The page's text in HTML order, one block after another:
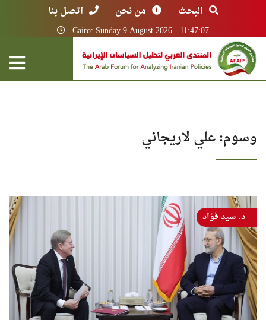
البحث من نحن اتصل بنا
Cairo: Sunday 9 August 2026 - 11:47:07
وسوم: علي لاريجاني
د. سيد فؤاد